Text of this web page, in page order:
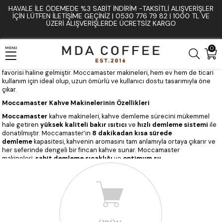
HAVALE İLE ÖDEMEDE %3 SABIT İNDIRIM -TAKSITLI ALIŞVERIŞLER
İÇIN LÜTFEN ILETIŞIME GEÇINIZ | 0530 776 79 82 | 1000 TL VE
ÜZERI ALIŞVERIŞLERDE ÜCRETSIZ KARGO
0
MENU
Moccamaster: El Yapımı Filtre Kahve Makineleri ile
Mükemmel Demleme
Moccamaster, filtre kahve makineleri konusunda kalite ve dayanıklılıkla
tanınan, el yapımı kahve makineleri sunan bir markadır. Hollanda’da
üretilen
Moccamaster filtre kahve makineleri, her kahve fincanında
mükemmel demleme ve dengeli tatlar sunarak kahve tutkunlarının
favorisi haline gelmiştir. Moccamaster makineleri, hem ev hem de ticari
kullanım için ideal olup, uzun ömürlü ve kullanıcı dostu tasarımıyla öne
çıkar.
Moccamaster Kahve Makinelerinin Özellikleri
Moccamaster kahve makineleri, kahve demleme sürecini mükemmel
hale getirenyüksek kaliteli bakır ısıtıcı ve hızlı demleme sistemi ile
donatılmıştır. Moccamaster’ın 8 dakikadan kısa sürede
demlemekapasitesi, kahvenin aromasını tam anlamıyla ortaya çıkarır ve
her seferinde dengeli bir fincan kahve sunar. Moccamaster
makineleri, sabit demleme sıcaklığı ve optimum su
sağlayarak her fincanda aynı kaliteyi garanti eder.
Tüm Moccamaster modelleri, enerji verimliliği sunan otomatik kapanma
özelliği ve kolay temizlenebilir parçalarla tasarlanmıştır. Hem işlevsel hem
de zarif tasarıma sahip bu makineler, mutfaklara estetik bir dokunuş katar.
Moccamaster Ürünlerinin Avantajları